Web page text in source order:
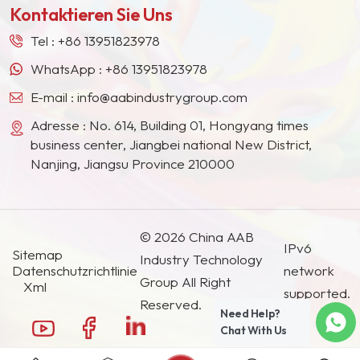
Südostasien, Japan, Südkorea und anderen
Ländern und Regionen geworden.
Kontaktieren Sie Uns
Tel : +86 13951823978
WhatsApp : +86 13951823978
E-mail : info@aabindustrygroup.com
Adresse : No. 614, Building 01, Hongyang times
business center, Jiangbei national New District,
Nanjing, Jiangsu Province 210000
Sitemap
Datenschutzrichtlinie
Xml
© 2026 China AAB
Industry Technology
Group All Right
Reserved.
IPv6
network
supported.
Need Help?
Chat With Us